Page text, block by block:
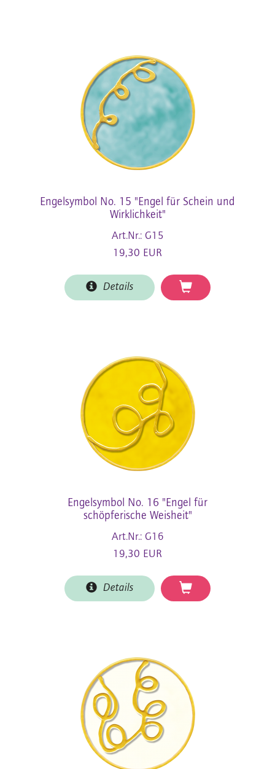
Engelsymbol No. 15 "Engel für Schein und
Wirklichkeit"
Art.Nr.: G15
19,30 EUR
Details
Engelsymbol No. 16 "Engel für
schöpferische Weisheit"
Art.Nr.: G16
19,30 EUR
Details